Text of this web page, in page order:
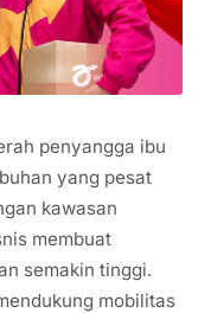
penyangga ibu
yang pesat
kawasan
membuat
semakin tinggi.
mobilitas